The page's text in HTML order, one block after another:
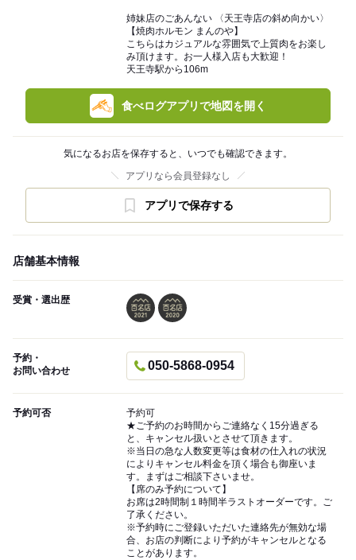
姉妹店のごあんない 〈天王寺店の斜め向かい〉
【焼肉ホルモン まんのや】
こちらはカジュアルな雰囲気で上質肉をお楽し
み頂けます。お一人様入店も大歓迎！
天王寺駅から106m
食べログアプリで地図を開く
気になるお店を保存すると、いつでも確認できます。
アプリなら会員登録なし
アプリで保存する
店舗基本情報
受賞・選出歴
予約・
お問い合わせ
050-5868-0954
予約可否
予約可
★ご予約のお時間からご連絡なく15分過ぎる
と、キャンセル扱いとさせて頂きます。
※当日の急な人数変更等は食材の仕入れの状況
によりキャンセル料金を頂く場合も御座いま
す。まずはご相談下さいませ。
【席のみ予約について】
お席は2時間制１時間半ラストオーダーです。ご
了承ください。
※予約時にご登録いただいた連絡先が無効な場
合、お店の判断により予約がキャンセルとなる
ことがあります。